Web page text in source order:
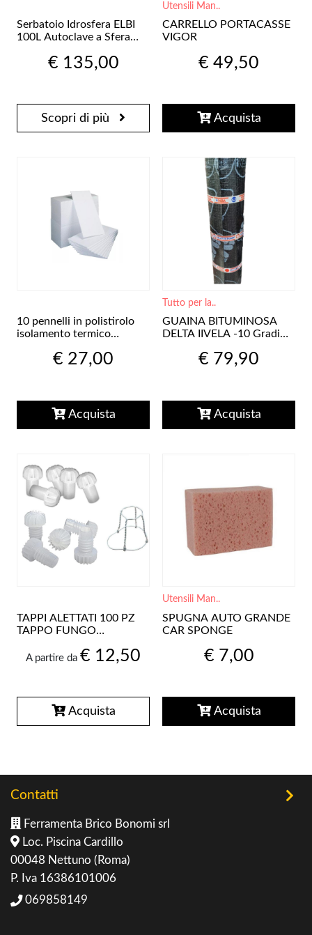
Serbatoio Idrosfera ELBI
100L Autoclave a Sfera
€ 135,00
Scopri di più
CARRELLO PORTACASSE
VIGOR
Utensili Man..
€ 49,50
Acquista
10 pennelli in polistirolo
isolamento termico
€ 27,00
Acquista
GUAINA BITUMINOSA
DELTA IIVELA -10 Gradi
Tutto per la..
€ 79,90
Acquista
TAPPI ALETTATI 100 PZ
TAPPO FUNGO
VINO SPUMANTE
A partire da € 12,50
Acquista
SPUGNA AUTO GRANDE
CAR SPONGE
Utensili Man..
€ 7,00
Acquista
Contatti
Ferramenta Brico Bonomi srl
Loc. Piscina Cardillo
00048 Nettuno (Roma)
P. Iva 16386101006
069858149